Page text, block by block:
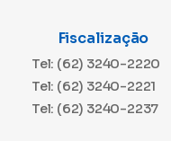
Fiscalização
Tel: (62) 3240-2220
Tel: (62) 3240-2221
Tel: (62) 3240-2237